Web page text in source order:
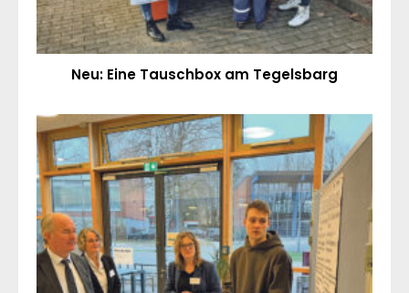
Neu: Eine Tauschbox am Tegelsbarg